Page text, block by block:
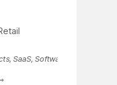
, SaaS,Software